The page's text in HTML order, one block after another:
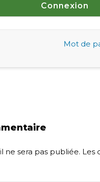
Mot de
ne sera pas publiée. Les